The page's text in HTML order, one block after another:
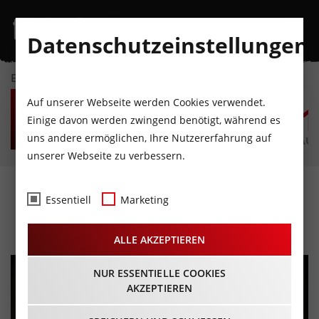
EVENTKALENDER
SA
8
AUGUST
SO
9
AUGUST
MO
10
AUGUST
DI
11
AUGUST
MI
12
AUGUST
CD Review: Passtscho –
Wunderbori Weit
Datenschutzeinstellungen
Auf unserer Webseite werden Cookies verwendet.
Einige davon werden zwingend benötigt, während es
uns andere ermöglichen, Ihre Nutzererfahrung auf
unserer Webseite zu verbessern.
Essentiell Marketing
ALLE AKZEPTIEREN
NUR ESSENTIELLE COOKIES
AKZEPTIEREN